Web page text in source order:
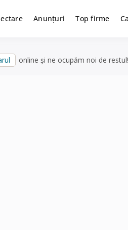
Anunțuri Top firme
online și ne ocupăm noi de restul!